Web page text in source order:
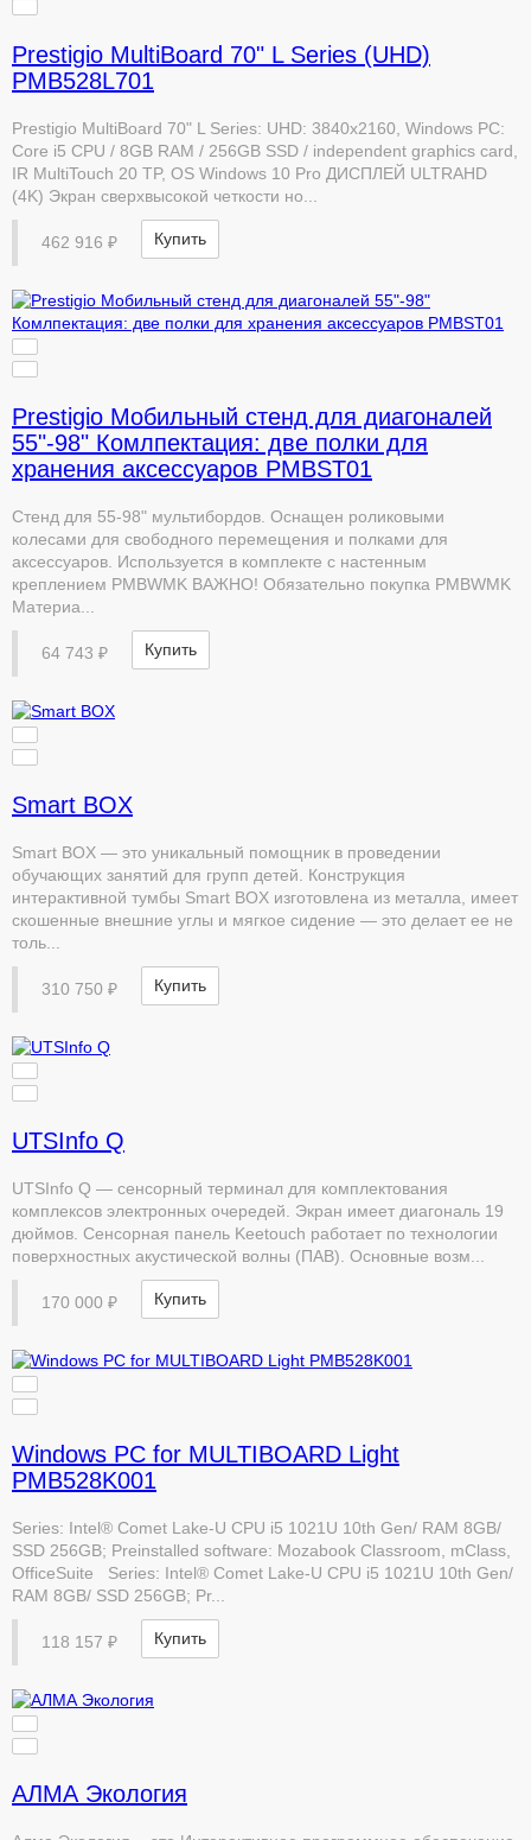
Prestigio MultiBoard 70" L Series (UHD)
PMB528L701
Prestigio MultiBoard 70" L Series: UHD: 3840x2160, Windows PC:
Core i5 CPU / 8GB RAM / 256GB SSD / independent graphics card,
IR MultiTouch 20 TP, OS Windows 10 Pro ДИСПЛЕЙ ULTRAHD
(4K) Экран сверхвысокой четкости но...
462 916 ₽ Купить
Prestigio Мобильный стенд для диагоналей
55"-98" Комлпектация: две полки для
хранения аксессуаров PMBST01
Стенд для 55-98" мультибордов. Оснащен роликовыми
колесами для свободного перемещения и полками для
аксессуаров. Используется в комплекте с настенным
креплением PMBWMK ВАЖНО! Обязательно покупка PMBWMK
Материа...
64 743 ₽ Купить
Smart BOX
Smart BOX — это уникальный помощник в проведении
обучающих занятий для групп детей. Конструкция
интерактивной тумбы Smart BOX изготовлена из металла, имеет
скошенные внешние углы и мягкое сидение — это делает ее не
толь...
310 750 ₽ Купить
UTSInfo Q
UTSInfo Q — сенсорный терминал для комплектования
комплексов электронных очередей. Экран имеет диагональ 19
дюймов. Сенсорная панель Keetouch работает по технологии
поверхностных акустической волны (ПАВ). Основные возм...
170 000 ₽ Купить
Windows PC for MULTIBOARD Light
PMB528K001
Series: Intel® Comet Lake-U CPU i5 1021U 10th Gen/ RAM 8GB/
SSD 256GB; Preinstalled software: Mozabook Classroom, mClass,
OfficeSuite Series: Intel® Comet Lake-U CPU i5 1021U 10th Gen/
RAM 8GB/ SSD 256GB; Pr...
118 157 ₽ Купить
АЛМА Экология